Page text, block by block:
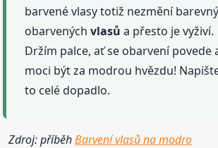
barvené vlasy totiž nezmění
obarvenýchvlasů a přesto je vyživí.
Držím palce, ať se obarvení povede
moci být za modrou hvězdu!
to celé dopadlo.
Zdroj: příběhBarvení vlasů na modro